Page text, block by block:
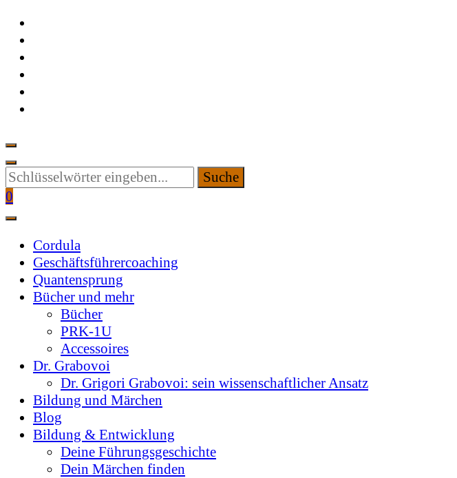
Suchen
Sie
etwas?
0
Cordula
Geschäftsführercoaching
Quantensprung
Bücher und mehr
Bücher
PRK-1U
Accessoires
Dr. Grabovoi
Dr. Grigori Grabovoi: sein wissenschaftlicher Ansatz
Bildung und Märchen
Blog
Bildung & Entwicklung
Deine Führungsgeschichte
Dein Märchen finden